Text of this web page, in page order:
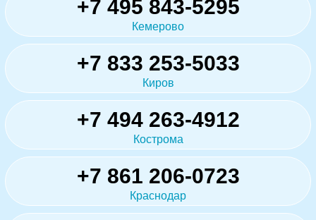
+7 495 843-5295
Кемерово
+7 833 253-5033
Киров
+7 494 263-4912
Кострома
+7 861 206-0723
Краснодар